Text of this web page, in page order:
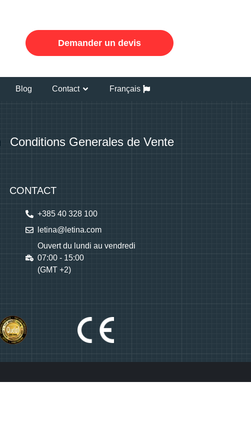
Demander un devis
Blog Contact Français
Conditions Generales de Vente
CONTACT
+385 40 328 100
letina@letina.com
Ouvert du lundi au vendredi
07:00 - 15:00
(GMT +2)